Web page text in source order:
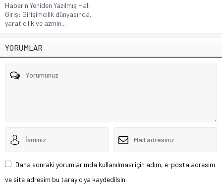
Haberin Yeniden Yazılmış Hali:
Giriş: Girişimcilik dünyasında,
yaratıcılık ve azmin...
YORUMLAR
Daha sonraki yorumlarımda kullanılması için adım, e-posta adresim
ve site adresim bu tarayıcıya kaydedilsin.